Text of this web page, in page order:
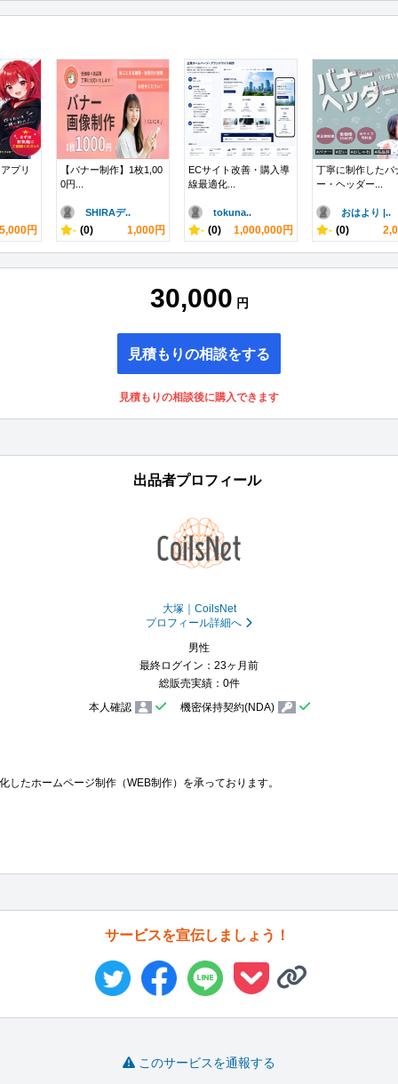
プリ
円
【バナー制作】1枚1,00
0円...
SHIRAデ..
- (0) 1,000円
ECサイト改善・購入導
線最適化...
tokuna..
- (0) 1,000,000円
丁寧に制作したバ
ー・ヘッダー...
おはより |..
- (0)
30,000 円
見積もりの相談をする
見積もりの相談後に購入できます
出品者プロフィール
大塚｜CoilsNet
プロフィール詳細へ
男性
最終ログイン：23ヶ月前
総販売実績：0件
本人確認
機密保持契約(NDA)
したホームページ制作（WEB制作）を承っております。
サービスを宣伝しましょう！
このサービスを通報する